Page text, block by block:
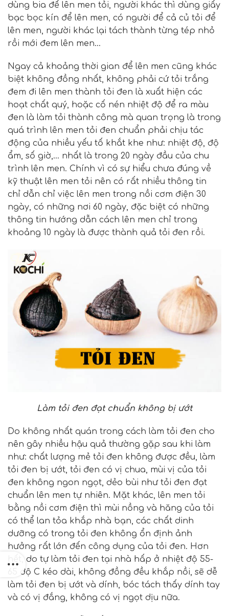
dùng bia để lên men tỏi, người khác thì dùng giấy
bạc bọc kín để lên men, có người để cả củ tỏi để
lên men, người khác lại tách thành từng tép nhỏ
rồi mới đem lên men…
Ngay cả khoảng thời gian để lên men cũng khác
biệt không đồng nhất, không phải cứ tỏi trắng
đem đi lên men thành tỏi đen là xuất hiện các
hoạt chất quý, hoặc cố nén nhiệt độ để ra màu
đen là làm tỏi thành công mà quan trọng là trong
quá trình lên men tỏi đen chuẩn phải chịu tác
động của nhiều yếu tố khắt khe như: nhiệt độ, độ
ẩm, số giờ,… nhất là trong 20 ngày đầu của chu
trình lên men. Chính vì có sự hiểu chưa đúng về
kỹ thuật lên men tỏi nên có rất nhiều thông tin
chỉ dẫn chỉ việc lên men trong nồi cơm điện 30
ngày, có những nơi 60 ngày, đặc biệt có những
thông tin hướng dẫn cách lên men chỉ trong
khoảng 10 ngày là được thành quả tỏi đen rồi.
Làm tỏi đen đạt chuẩn không bị ướt
Do không nhất quán trong cách làm tỏi đen cho
nên gây nhiều hậu quả thường gặp sau khi làm
như: chất lượng mẻ tỏi đen không được đều, làm
tỏi đen bị ướt, tỏi đen có vị chua, mùi vị của tỏi
đen không ngon ngọt, dẻo bùi như tỏi đen đạt
chuẩn lên men tự nhiên. Mặt khác, lên men tỏi
bằng nồi cơm điện thì mùi nồng và hăng của tỏi
có thể lan tỏa khắp nhà bạn, các chất dinh
dưỡng có trong tỏi đen không ổn định ảnh
hưởng rất lớn đến công dụng của tỏi đen. Hơn
hết, do tự làm tỏi đen tại nhà hấp ở nhiệt độ 55-
65 độ C kéo dài, không đồng đều khắp nồi, sẽ dễ
làm tỏi đen bị ướt và dính, bóc tách thấy dính tay
và có vị đắng, không có vị ngọt dịu nữa.